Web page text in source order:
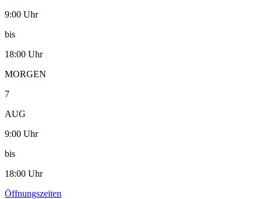
9:00 Uhr
bis
18:00 Uhr
MORGEN
7
AUG
9:00 Uhr
bis
18:00 Uhr
Öffnungszeiten